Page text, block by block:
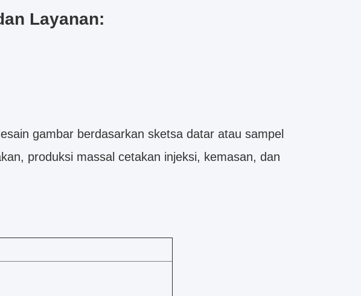
Layanan:
gambar berdasarkan sketsa datar atau sampel
produksi massal cetakan injeksi, kemasan, dan